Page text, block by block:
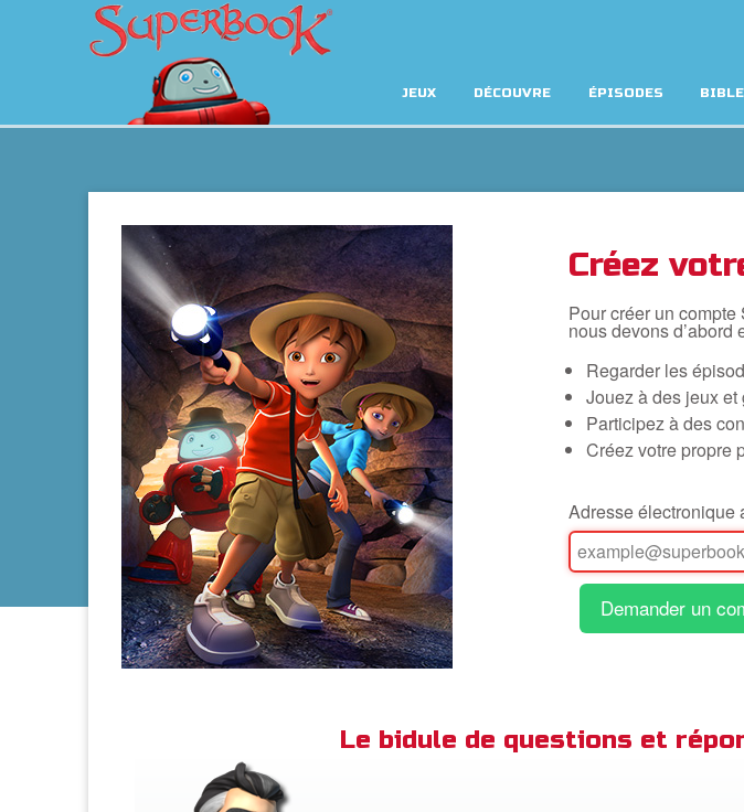
JEUX DÉCOUVRE ÉPISODES BIBLE
Créez
Pour créer un
nous devons
Regarder les
Jouez à des jeux
Participez à des
Créez votre propre
Adresse électronique
Le bidule de questions et